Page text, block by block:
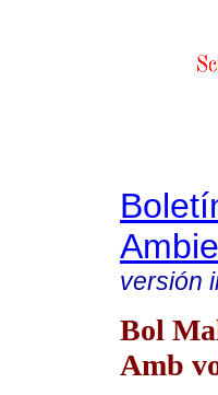
versión
Bol
Amb